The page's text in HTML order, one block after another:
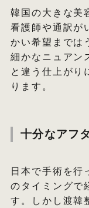
韓国の大きな美
看護師や通訳が
かい希望までは
細かなニュアン
と違う仕上がり
ります。
十分なアフ
日本で手術を行
のタイミングで
す。しかし渡韓